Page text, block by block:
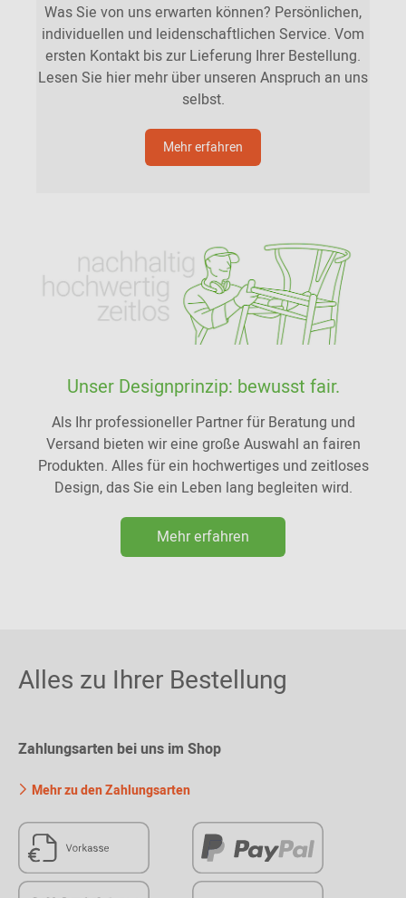
Was Sie von uns erwarten können? Persönlichen,
individuellen und leidenschaftlichen Service. Vom
ersten Kontakt bis zur Lieferung Ihrer Bestellung.
Lesen Sie hier mehr über unseren Anspruch an uns
selbst.
Mehr erfahren
Unser Designprinzip: bewusst fair.
Als Ihr professioneller Partner für Beratung und
Versand bieten wir eine große Auswahl an fairen
Produkten. Alles für ein hochwertiges und zeitloses
Design, das Sie ein Leben lang begleiten wird.
Mehr erfahren
Alles zu Ihrer Bestellung
Zahlungsarten bei uns im Shop
Mehr zu den Zahlungsarten